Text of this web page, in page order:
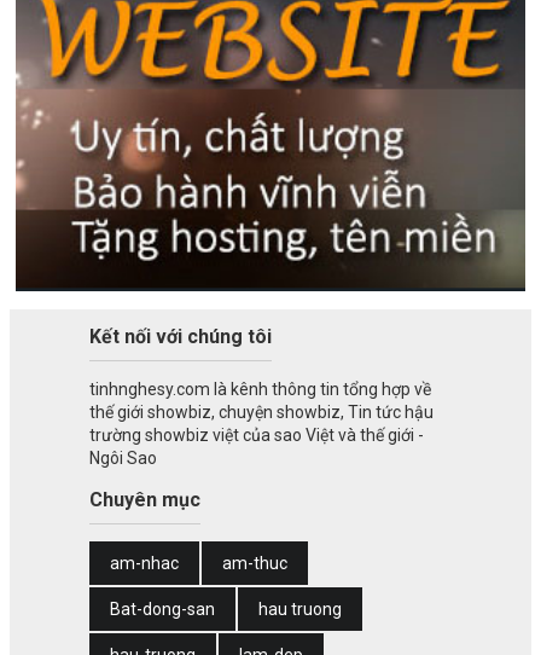
Kết nối với chúng tôi
tinhnghesy.com là kênh thông tin tổng hợp về
thế giới showbiz, chuyện showbiz, Tin tức hậu
trường showbiz việt của sao Việt và thế giới -
Ngôi Sao
Chuyên mục
am-nhac am-thuc
Bat-dong-san hau truong